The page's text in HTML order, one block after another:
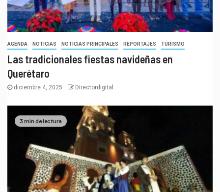
AGENDA NOTICIAS NOTICIAS PRINCIPALES REPORTAJES TURISMO
Las tradicionales fiestas navideñas en
Querétaro
diciembre 4, 2025 Directordigital
3 min de lectura